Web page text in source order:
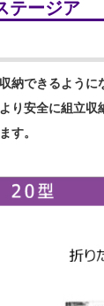
テージア
納できるように
り安全に組立収
す。